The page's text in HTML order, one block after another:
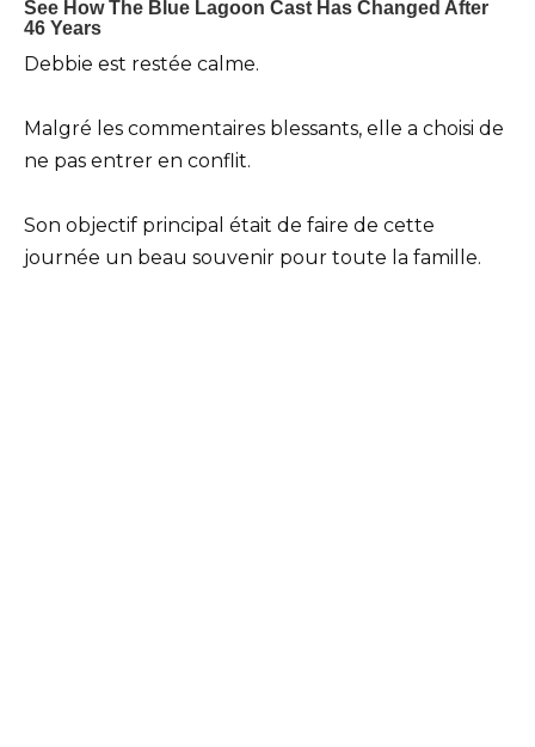
Debbie est restée calme.
Malgré les commentaires blessants, elle a choisi de
ne pas entrer en conflit.
Son objectif principal était de faire de cette
journée un beau souvenir pour toute la famille.